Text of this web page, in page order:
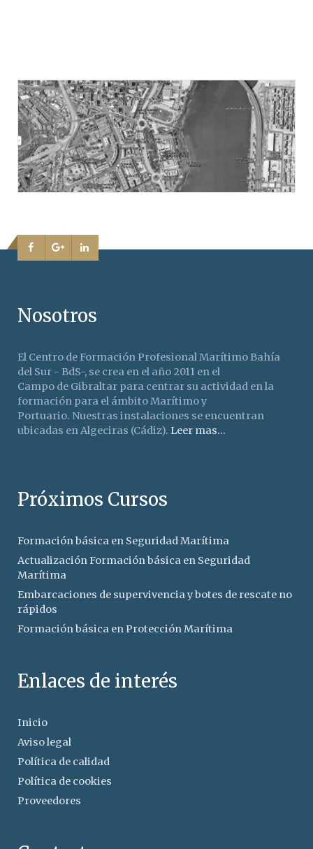
Nosotros
El Centro de Formación Profesional Marítimo Bahía
del Sur - BdS-, se crea en el año 2011 en el
Campo de Gibraltar para centrar su actividad en la
formación para el ámbito Marítimo y
Portuario. Nuestras instalaciones se encuentran
ubicadas en Algeciras (Cádiz). Leer mas...
Próximos Cursos
Formación básica en Seguridad Marítima
Actualización Formación básica en Seguridad
Marítima
Embarcaciones de supervivencia y botes de rescate no
rápidos
Formación básica en Protección Marítima
Enlaces de interés
Inicio
Aviso legal
Política de calidad
Política de cookies
Proveedores